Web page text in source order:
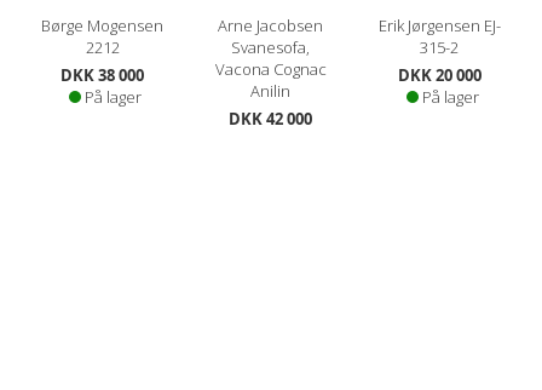
Børge Mogensen
2212
DKK 38 000
På lager
Arne Jacobsen
Svanesofa,
Vacona Cognac
Anilin
DKK 42 000
Erik Jørgensen EJ-
315-2
DKK 20 000
På lager